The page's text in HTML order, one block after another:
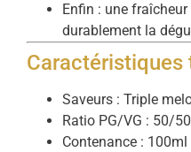
Enfin : une
durablement la
Caractéristiques
Saveurs : Triple
Ratio PG/VG : 50/50
Contenance : 100ml